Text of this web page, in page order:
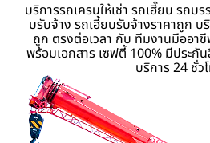
บริการรถเครนให้เช่า รถเฮี๊ยบ รถบ
บรับจ้าง รถเฮี้ยบรับจ้างราคาถูก บ
ถูก ตรงต่อเวลา กับ ทีมงานมืออา
พร้อมเอกสาร เซฟตี้ 100% มีประกั
บริการ 24 ชั่ว